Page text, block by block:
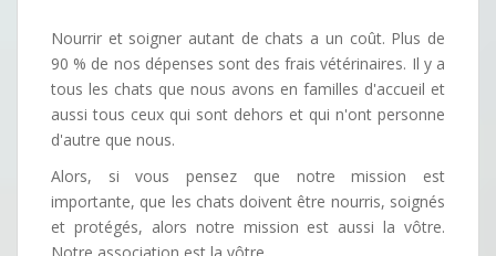
Nourrir et soigner autant de chats a un coût. Plus de
90 % de nos dépenses sont des frais vétérinaires. Il y a
tous les chats que nous avons en familles d'accueil et
aussi tous ceux qui sont dehors et qui n'ont personne
d'autre que nous.
Alors, si vous pensez que notre mission est
importante, que les chats doivent être nourris, soignés
et protégés, alors notre mission est aussi la vôtre.